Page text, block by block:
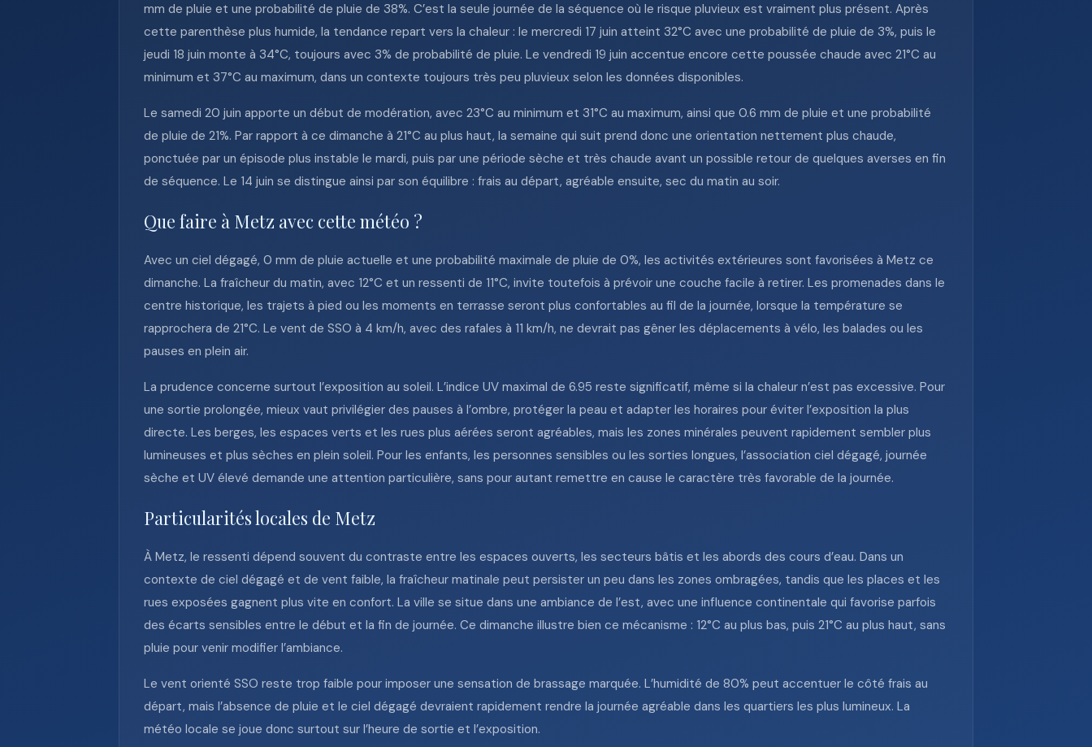
mm de pluie et une probabilité de pluie de 38%. C’est la seule journée de la séquence où le risque pluvieux est vraiment plus présent. Après
cette parenthèse plus humide, la tendance repart vers la chaleur : le mercredi 17 juin atteint 32°C avec une probabilité de pluie de 3%, puis le
jeudi 18 juin monte à 34°C, toujours avec 3% de probabilité de pluie. Le vendredi 19 juin accentue encore cette poussée chaude avec 21°C au
minimum et 37°C au maximum, dans un contexte toujours très peu pluvieux selon les données disponibles.
Le samedi 20 juin apporte un début de modération, avec 23°C au minimum et 31°C au maximum, ainsi que 0.6 mm de pluie et une probabilité
de pluie de 21%. Par rapport à ce dimanche à 21°C au plus haut, la semaine qui suit prend donc une orientation nettement plus chaude,
ponctuée par un épisode plus instable le mardi, puis par une période sèche et très chaude avant un possible retour de quelques averses en fin
de séquence. Le 14 juin se distingue ainsi par son équilibre : frais au départ, agréable ensuite, sec du matin au soir.
Que faire à Metz avec cette météo ?
Avec un ciel dégagé, 0 mm de pluie actuelle et une probabilité maximale de pluie de 0%, les activités extérieures sont favorisées à Metz ce
dimanche. La fraîcheur du matin, avec 12°C et un ressenti de 11°C, invite toutefois à prévoir une couche facile à retirer. Les promenades dans le
centre historique, les trajets à pied ou les moments en terrasse seront plus confortables au fil de la journée, lorsque la température se
rapprochera de 21°C. Le vent de SSO à 4 km/h, avec des rafales à 11 km/h, ne devrait pas gêner les déplacements à vélo, les balades ou les
pauses en plein air.
La prudence concerne surtout l’exposition au soleil. L’indice UV maximal de 6.95 reste significatif, même si la chaleur n’est pas excessive. Pour
une sortie prolongée, mieux vaut privilégier des pauses à l’ombre, protéger la peau et adapter les horaires pour éviter l’exposition la plus
directe. Les berges, les espaces verts et les rues plus aérées seront agréables, mais les zones minérales peuvent rapidement sembler plus
lumineuses et plus sèches en plein soleil. Pour les enfants, les personnes sensibles ou les sorties longues, l’association ciel dégagé, journée
sèche et UV élevé demande une attention particulière, sans pour autant remettre en cause le caractère très favorable de la journée.
Particularités locales de Metz
À Metz, le ressenti dépend souvent du contraste entre les espaces ouverts, les secteurs bâtis et les abords des cours d’eau. Dans un
contexte de ciel dégagé et de vent faible, la fraîcheur matinale peut persister un peu dans les zones ombragées, tandis que les places et les
rues exposées gagnent plus vite en confort. La ville se situe dans une ambiance de l’est, avec une influence continentale qui favorise parfois
des écarts sensibles entre le début et la fin de journée. Ce dimanche illustre bien ce mécanisme : 12°C au plus bas, puis 21°C au plus haut, sans
pluie pour venir modifier l’ambiance.
Le vent orienté SSO reste trop faible pour imposer une sensation de brassage marquée. L’humidité de 80% peut accentuer le côté frais au
départ, mais l’absence de pluie et le ciel dégagé devraient rapidement rendre la journée agréable dans les quartiers les plus lumineux. La
météo locale se joue donc surtout sur l’heure de sortie et l’exposition.